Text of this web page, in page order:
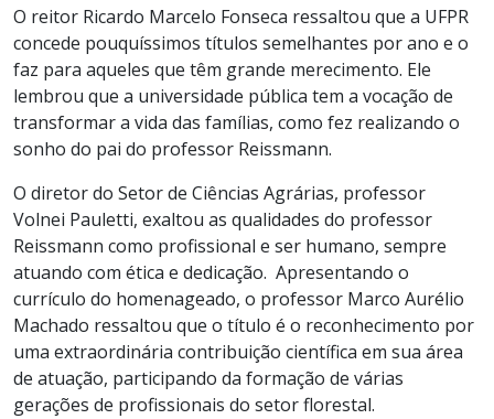
O reitor Ricardo Marcelo Fonseca ressaltou que a UFPR
concede pouquíssimos títulos semelhantes por ano e o
faz para aqueles que têm grande merecimento. Ele
lembrou que a universidade pública tem a vocação de
transformar a vida das famílias, como fez realizando o
sonho do pai do professor Reissmann.
O diretor do Setor de Ciências Agrárias, professor
Volnei Pauletti, exaltou as qualidades do professor
Reissmann como profissional e ser humano, sempre
atuando com ética e dedicação. Apresentando o
currículo do homenageado, o professor Marco Aurélio
Machado ressaltou que o título é o reconhecimento por
uma extraordinária contribuição científica em sua área
de atuação, participando da formação de várias
gerações de profissionais do setor florestal.